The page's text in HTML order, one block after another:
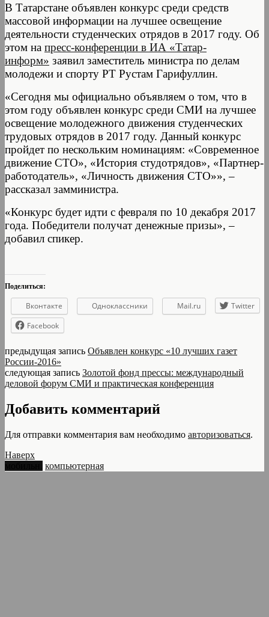
В Татарстане объявлен конкурс среди средств
массовой информации на лучшее освещение
деятельности студенческих отрядов в 2017 году. Об
этом на пресс-конференции в ИА «Татар-
информ» заявил заместитель министра по делам
молодежи и спорту РТ Рустам Гарифуллин.
«Сегодня мы официально объявляем о том, что в
этом году объявлен конкурс среди СМИ на лучшее
освещение молодежного движения студенческих
трудовых отрядов в 2017 году. Данный конкурс
пройдет по нескольким номинациям: «Современное
движение СТО», «История студотрядов», «Партнер-
работодатель», «Личность движения СТО»», –
рассказал замминистра.
«Конкурс будет идти с февраля по 10 декабря 2017
года. Победители получат денежные призы», –
добавил спикер.
Поделиться:
Вконтакте Одноклассники Mail.ru
Twitter
Facebook
предыдущая запись Объявлен конкурс «10 лучших газет
России-2016»
следующая запись Золотой фонд прессы: международный
деловой форум СМИ и практическая конференция
Добавить комментарий
Для отправки комментария вам необходимо авторизоваться.
Наверх
компьютерная